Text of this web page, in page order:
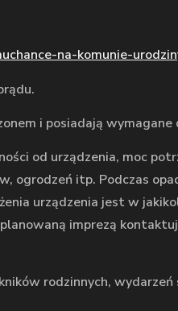
na-komunie-
i posiadają wymagane
od urządzenia, moc
ogrodzeń itp. Podczas
urządzenia jest w
imprezą
rodzinnych, wydarzeń